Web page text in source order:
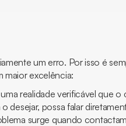
um erro. Por isso é
maior excelência:
realidade verificável que
desejar, possa falar
surge quando